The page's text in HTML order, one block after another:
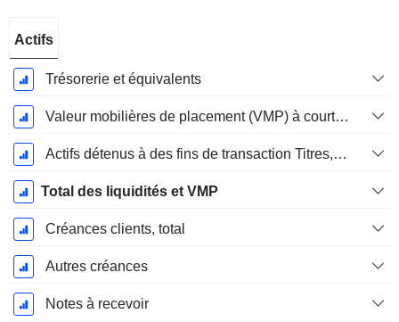
Fiscale:
Décembre
Actifs
Trésorerie et équivalents
Valeur mobilières de placement (VMP) à court terme
Actifs détenus à des fins de transaction Titres, totalActifs détenus à des fins de transactions (Trading), Total.
Total des liquidités et VMP
Créances clients, total
Autres créances
Notes à recevoir